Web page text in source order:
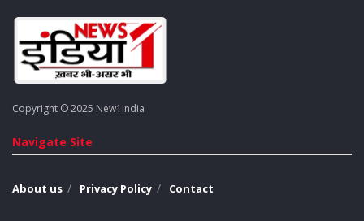
Copyright © 2025 New1India
Navigate Site
About us Privacy Policy Contact